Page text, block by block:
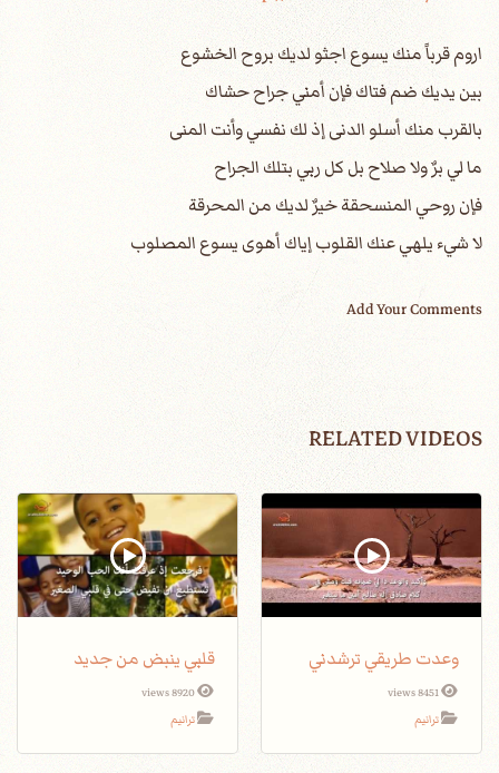
اروم قرباً منك يسوع اجثو لديك بروح الخشوع
بين يديك ضم فتاك فإن أمني جراح حشاك
بالقرب منك أسلو الدنى إذ لك نفسي وأنت المنى
ما لي برٌ ولا صلاح بل كل ربي بتلك الجراح
فإن روحي المنسحقة خيرٌ لديك من المحرقة
لا شيء يلهي عنك القلوب إياك أهوى يسوع المصلوب
Add Your Comments
RELATED VIDEOS
وعدت طريقي ترشدني
8451 views
ترانيم
قلبي ينبض من جديد
8920 views
ترانيم